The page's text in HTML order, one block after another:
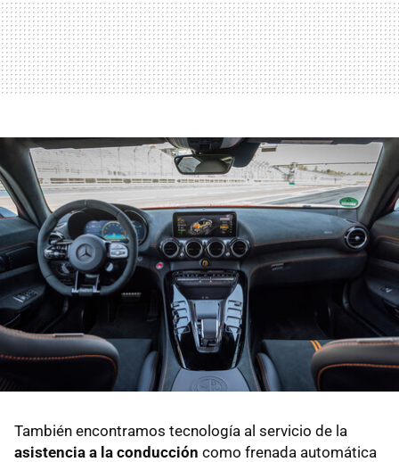
También encontramos tecnología al servicio de la
asistencia a la conducción como frenada automática